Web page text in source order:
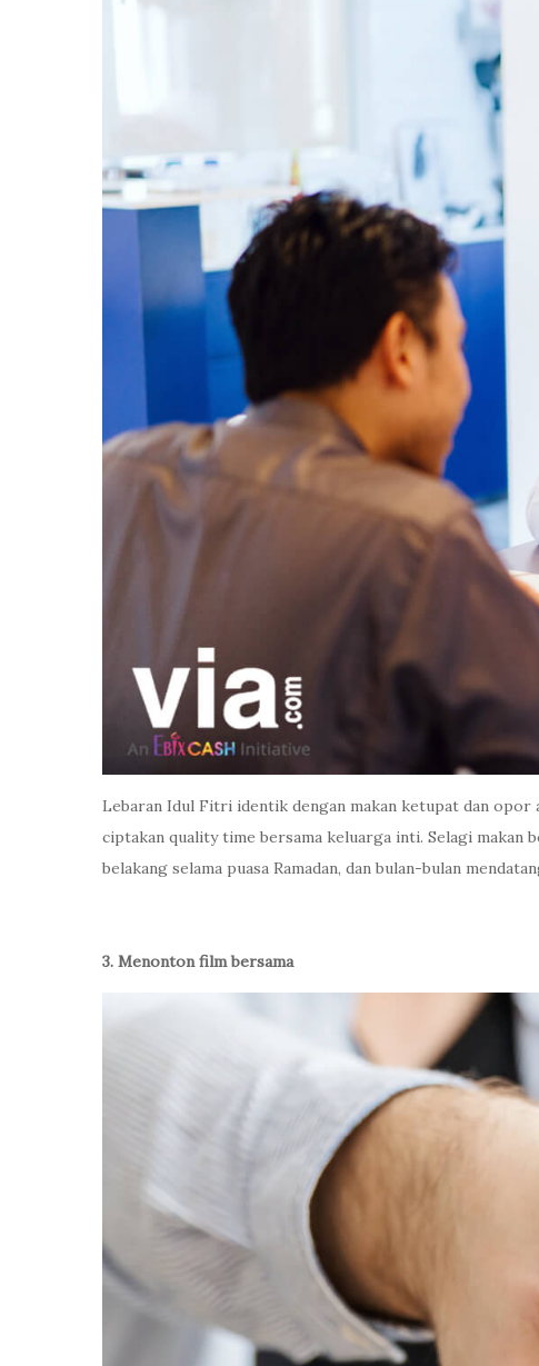
Lebaran Idul Fitri identik dengan makan ketupat dan opor
ciptakan quality time bersama keluarga inti. Selagi
belakang selama puasa Ramadan, dan bulan-bulan
3. Menonton film bersama